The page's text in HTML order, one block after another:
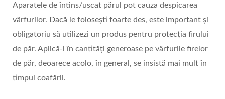
Aparatele de întins/uscat părul pot cauza despicarea
vârfurilor. Dacă le folosești foarte des, este important și
obligatoriu să utilizezi un produs pentru protecția firului
de păr. Aplică-l în cantități generoase pe vârfurile firelor
de păr, deoarece acolo, în general, se insistă mai mult în
timpul coafării.